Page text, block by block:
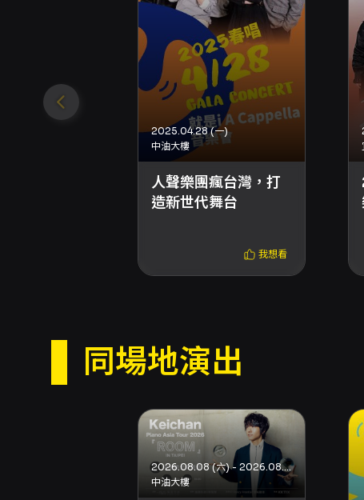
演出團體介紹：
韓國Narin人聲樂團
『觸動你內心的聲音，Narin』
獲多項國際比賽大獎，並在現代
Narin積極於各種文化與藝術展
與專業性和原創性的演出的營運
注意事項
◎開放時間：開演前30分鐘開放
2025.04.28 (一)
中油大樓
人聲樂團瘋台灣，打
造新世代舞台
我想看
同場地演出
2026.08.08 (六) - 2026.08.08 (六)
中油大樓